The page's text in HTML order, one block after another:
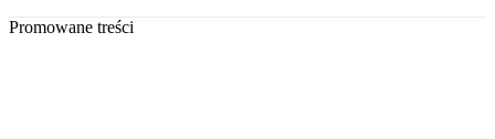
Promowane treści